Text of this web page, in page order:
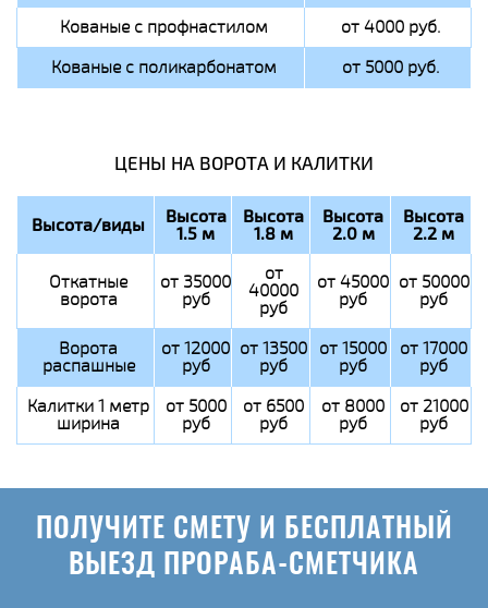
Кованые с профнастилом
от 4000 руб.
Кованые с поликарбонатом
от 5000 руб.
ЦЕНЫ НА ВОРОТА И КАЛИТКИ
Высота/виды Высота
1.5 м
Высота
1.8 м
Высота
2.0 м
Высота
2.2 м
Откатные
ворота
от 35000
руб
от
40000
руб
от 45000
руб
от 50000
руб
Ворота
распашные
от 12000
руб
от 13500
руб
от 15000
руб
от 17000
руб
Калитки 1 метр
ширина
от 5000
руб
от 6500
руб
от 8000
руб
от 21000
руб
ПОЛУЧИТЕ СМЕТУ И БЕСПЛАТНЫЙ
ВЫЕЗД ПРОРАБА-СМЕТЧИКА